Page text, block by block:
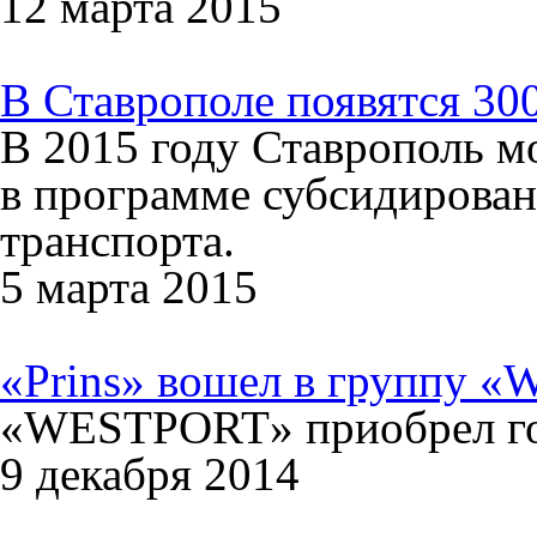
В Ставрополе появятся
В 2015 году Ставрополь
в программе
транспорта.
5 марта 2015
«Prins» вошел в группу
«WESTPORT» приобрел
9 декабря 2014